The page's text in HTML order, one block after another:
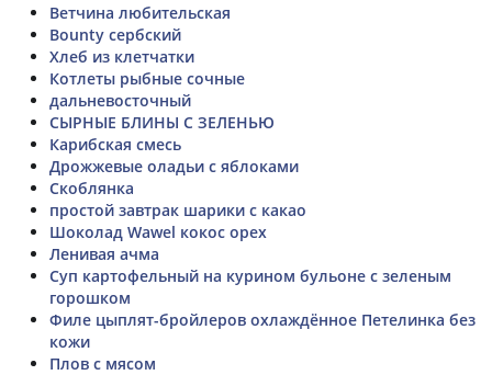
Ветчина любительская
Bounty сербский
Хлеб из клетчатки
Котлеты рыбные сочные
дальневосточный
СЫРНЫЕ БЛИНЫ С ЗЕЛЕНЬЮ
Карибская смесь
Дрожжевые оладьи с яблоками
Скоблянка
простой завтрак шарики с какао
Шоколад Wawel кокос орех
Ленивая ачма
Суп картофельный на курином бульоне с зеленым
горошком
Филе цыплят-бройлеров охлаждённое Петелинка без
кожи
Плов с мясом